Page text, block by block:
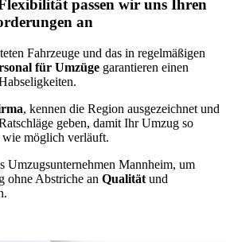
passen wir uns Ihren
an
Fahrzeuge und das in regelmäßigen
für Umzüge garantieren einen
, kennen die Region ausgezeichnet und
geben, damit Ihr Umzug so
möglich verläuft.
Umzugsunternehmen Mannheim, um
ohne Abstriche an Qualität und